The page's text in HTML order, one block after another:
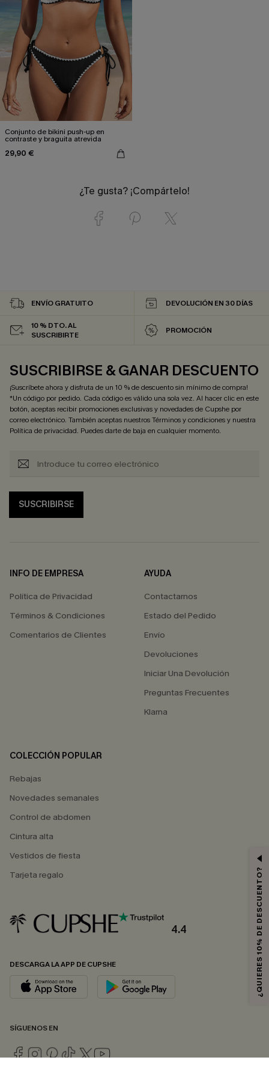
Conjunto de bikini push-up en
contraste y braguita atrevida
29,90 €
¿Te gusta? ¡Compártelo!
ENVÍO GRATUITO DEVOLUCIÓN EN 30 DÍAS
10 % DTO. AL
SUSCRIBIRTE
PROMOCIÓN
SUSCRIBIRSE & GANAR DESCUENTO
¡Suscríbete ahora y disfruta de un 10 % de descuento sin mínimo de compra!
*Un código por pedido. Cada código es válido una sola vez. Al hacer clic en este
botón, aceptas recibir promociones exclusivas y novedades de Cupshe por
correo electrónico. También aceptas nuestrosTérminos y condicionesy nuestra
Política de privacidad. Puedes darte de baja en cualquier momento.
SUSCRIBIRSE
INFO DE EMPRESA
Política de Privacidad
Términos & Condiciones
Comentarios de Clientes
AYUDA
Contactarnos
Estado del Pedido
Envío
Devoluciones
Iniciar Una Devolución
Preguntas Frecuentes
Klarna
COLECCIÓN POPULAR
Rebajas
Novedades semanales
Control de abdomen
Cintura alta
Vestidos de fiesta
Tarjeta regalo
4.4
DESCARGA LA APP DE CUPSHE
SÍGUENOS EN
¿QUIERES 10% DE DESCUENTO?